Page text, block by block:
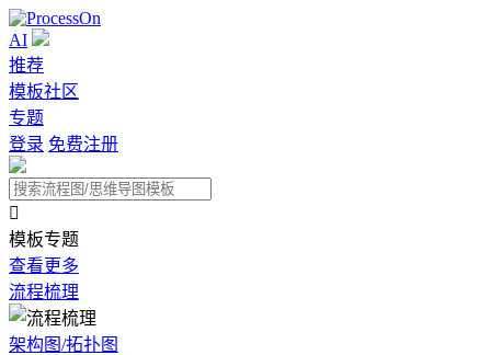
AI
推荐
模板社区
专题
登录 免费注册

模板专题
查看更多
流程梳理
架构图/拓扑图